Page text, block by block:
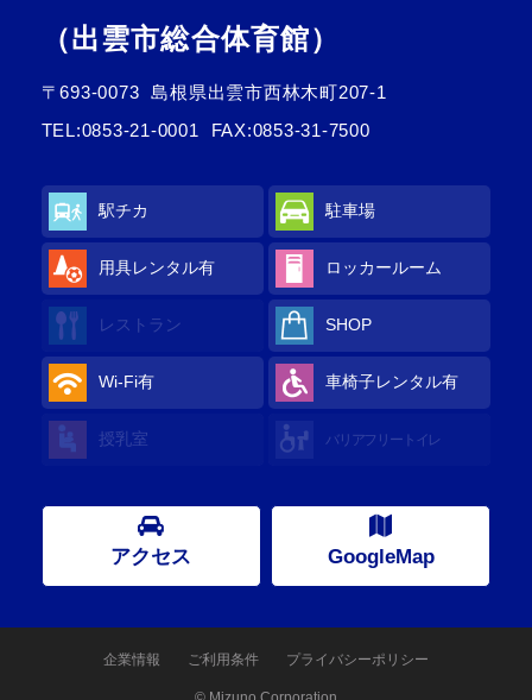
（出雲市総合体育館）
〒693-0073
島根県出雲市西林木町207-1
TEL:0853-21-0001 FAX:0853-31-7500
駅チカ 駐車場
用具レンタル有 ロッカールーム
レストラン SHOP
Wi-Fi有 車椅子レンタル有
授乳室 バリアフリートイレ
アクセス GoogleMap
企業情報 ご利用条件 プライバシーポリシー